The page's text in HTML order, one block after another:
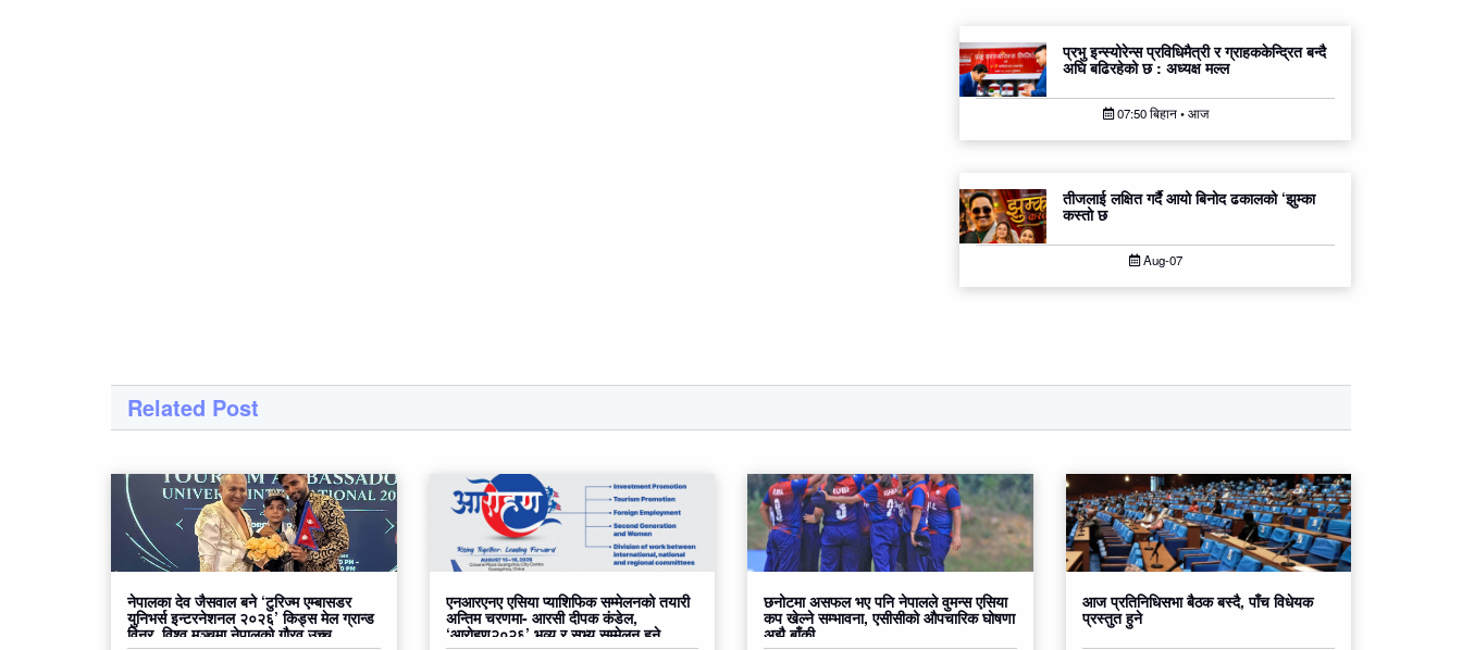
प्रभु इन्स्योरेन्स प्रविधिमैत्री र ग्राहककेन्द्रित बन्दै
अघि बढिरहेको छ : अध्यक्ष मल्ल
07:50 बिहान • आज
तीजलाई लक्षित गर्दै आयो बिनोद ढकालको ‘झुम्का
कस्तो छ
Aug-07
Related Post
नेपालका देव जैसवाल बने ‘टुरिज्म एम्बासडर
युनिभर्स इन्टरनेशनल २०२६’ किड्स मेल ग्रान्ड
विनर, विश्व मञ्चमा नेपालको गौरव उच्च
एनआरएनए एसिया प्याशिफिक सम्मेलनको तयारी
अन्तिम चरणमा- आरसी दीपक कंडेल,
‘आरोहण२०२६’ भव्य र सभ्य सम्मेलन हुने
छनोटमा असफल भए पनि नेपालले वुमन्स एसिया
कप खेल्ने सम्भावना, एसीसीको औपचारिक घोषणा
अझै बाँकी
आज प्रतिनिधिसभा बैठक बस्दै, पाँच विधेयक
प्रस्तुत हुने